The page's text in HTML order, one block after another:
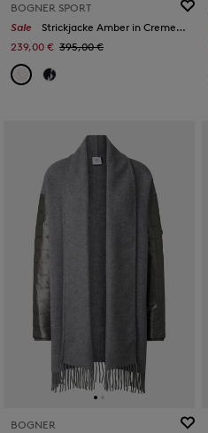
BOGNER SPORT
Sale
Strickjacke Amber in Creme/Sand
239,00 € 395,00 €
BOGNER